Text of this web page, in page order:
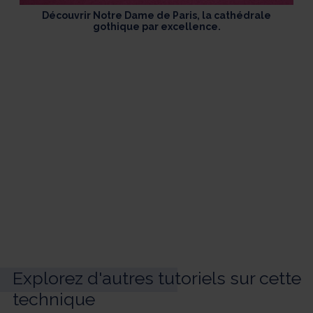
Découvrir Notre Dame de Paris, la cathédrale
gothique par excellence.
Explorez d'autres tutoriels sur cette
technique